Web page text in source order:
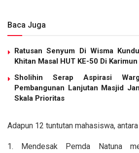
Baca Juga
Ratusan Senyum Di Wisma
Khitan Masal HUT KE-50 Di Karimun
Sholihin Serap Aspirasi
Pembangunan Lanjutan Masjid
Skala Prioritas
Adapun 12 tuntutan mahasiswa, antara
1. Mendesak Pemda Natuna